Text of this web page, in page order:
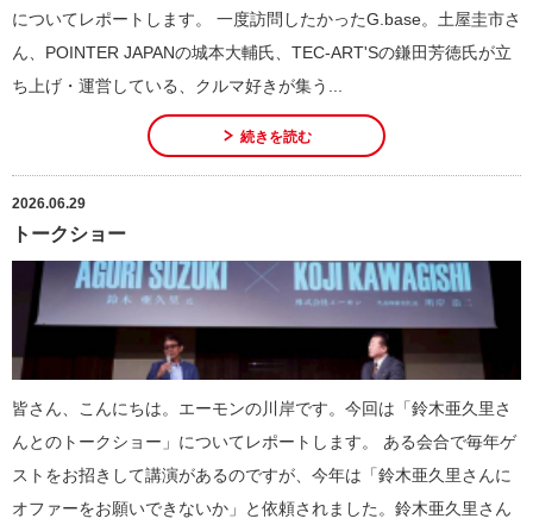
についてレポートします。 一度訪問したかったG.base。土屋圭市さ
ん、POINTER JAPANの城本大輔氏、TEC-ART'Sの鎌田芳徳氏が立
ち上げ・運営している、クルマ好きが集う...
続きを読む
2026.06.29
トークショー
皆さん、こんにちは。エーモンの川岸です。今回は「鈴木亜久里さ
んとのトークショー」についてレポートします。 ある会合で毎年ゲ
ストをお招きして講演があるのですが、今年は「鈴木亜久里さんに
オファーをお願いできないか」と依頼されました。鈴木亜久里さん